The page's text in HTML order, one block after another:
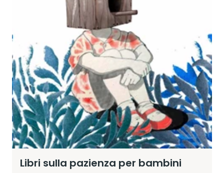
Libri sulla pazienza per bambini